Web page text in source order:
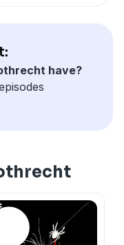
have?